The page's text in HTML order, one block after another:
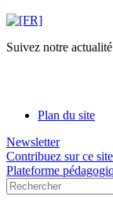
Suivez notre
Plan du site
Newsletter
Contribuez sur ce site
Plateforme